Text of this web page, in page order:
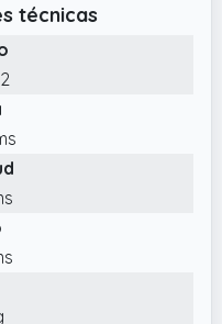
que sepas en
de agua que
técnicas